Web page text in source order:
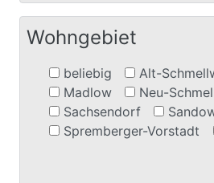
Wohngebiet
beliebig Alt-
Madlow
Neu-
Sachsendorf
Spremberger-Vorstadt